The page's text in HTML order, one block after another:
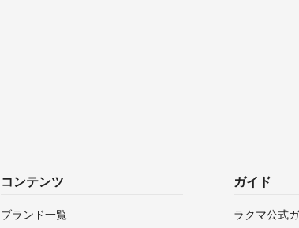
コンテンツ
ブランド一覧
ガイド
ラクマ公式